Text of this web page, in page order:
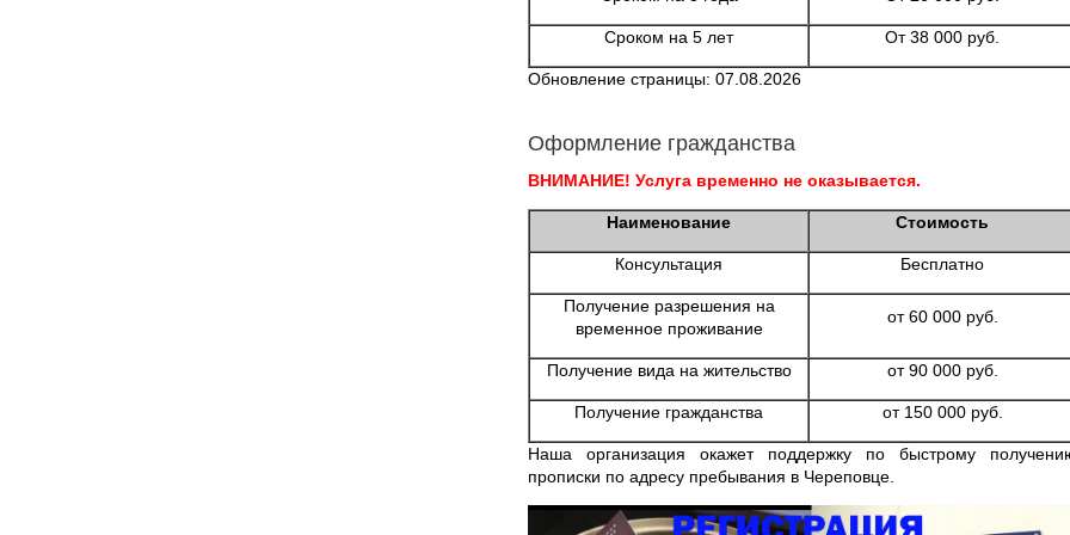
Сроком на 5 лет От 38 000 руб.
Обновление страницы: 07.08.2026
Оформление гражданства
ВНИМАНИЕ! Услуга временно не оказывается.
Наименование Стоимость
Консультация Бесплатно
Получение разрешения на
временное проживание
от 60 000 руб.
Получение вида на жительство от 90 000 руб.
Получение гражданства от 150 000 руб.
Наша организация окажет поддержку по быстрому
прописки по адресу пребывания в Череповце.